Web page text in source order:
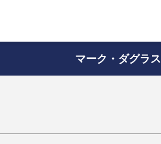
マーク・ダグラス